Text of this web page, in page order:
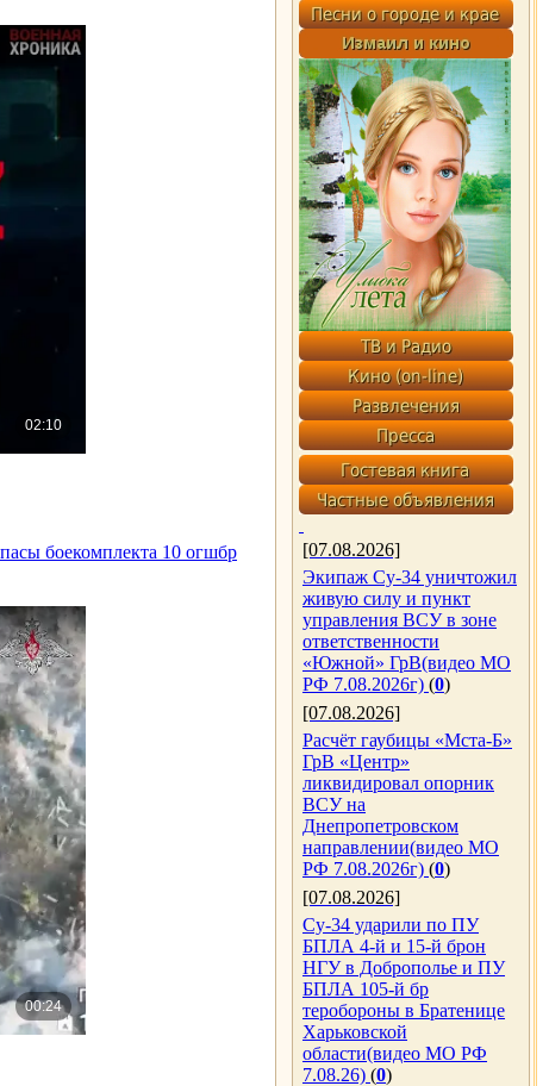
боекомплекта 10 огшбр
[07.08.2026]
Экипаж Су-34 уничтожил
живую силу и пункт
управления ВСУ в зоне
ответственности
«Южной» ГрВ(видео МО
РФ 7.08.2026г) (0)
[07.08.2026]
Расчёт гаубицы «Мста-Б»
ГрВ «Центр»
ликвидировал опорник
ВСУ на
Днепропетровском
направлении(видео МО
РФ 7.08.2026г) (0)
[07.08.2026]
Су-34 ударили по ПУ
БПЛА 4-й и 15-й брон
НГУ в Доброполье и ПУ
БПЛА 105-й бр
теробороны в Братенице
Харьковской
области(видео МО РФ
7.08.26) (0)